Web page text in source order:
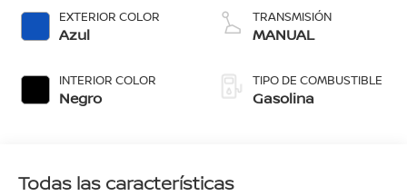
EXTERIOR COLOR
Azul
INTERIOR COLOR
Negro
TRANSMISIÓN
MANUAL
TIPO DE COMBUSTIBLE
Gasolina
Todas las características